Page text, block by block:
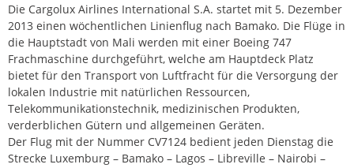
Die Cargolux Airlines International S.A. startet mit 5. Dezember
2013 einen wöchentlichen Linienflug nach Bamako. Die Flüge in
die Hauptstadt von Mali werden mit einer Boeing 747
Frachmaschine durchgeführt, welche am Hauptdeck Platz
bietet für den Transport von Luftfracht für die Versorgung der
lokalen Industrie mit natürlichen Ressourcen,
Telekommunikationstechnik, medizinischen Produkten,
verderblichen Gütern und allgemeinen Geräten.
Der Flug mit der Nummer CV7124 bedient jeden Dienstag die
Strecke Luxemburg – Bamako – Lagos – Libreville – Nairobi –